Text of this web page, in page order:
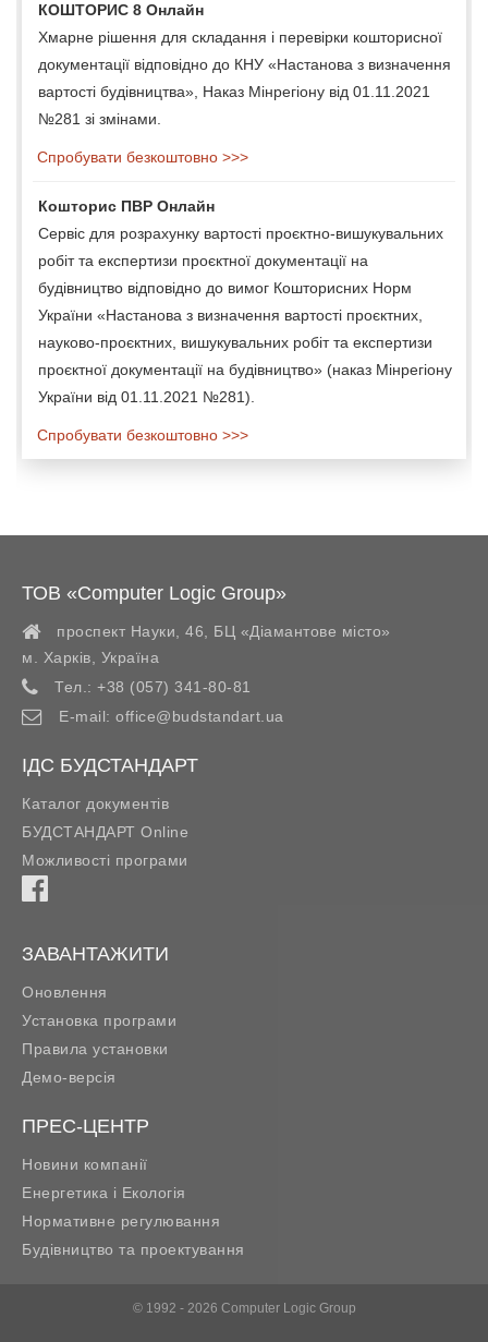
КОШТОРИС 8 Онлайн
Хмарне рішення для складання і перевірки кошторисної
документації відповідно до КНУ «Настанова з визначення
вартості будівництва», Наказ Мінрегіону від 01.11.2021
№281 зі змінами.
Спробувати безкоштовно >>>
Кошторис ПВР Онлайн
Сервіс для розрахунку вартості проєктно-вишукувальних
робіт та експертизи проєктної документації на
будівництво відповідно до вимог Кошторисних Норм
України «Настанова з визначення вартості проєктних,
науково-проєктних, вишукувальних робіт та експертизи
проєктної документації на будівництво» (наказ Мінрегіону
України від 01.11.2021 №281).
Спробувати безкоштовно >>>
ТОВ «Computer Logic Group»
проспект Науки, 46, БЦ «Діамантове місто»
м. Харків
Україна
Тел.: +38 (057) 341-80-81
E-mail: office@budstandart.ua
ІДС БУДСТАНДАРТ
Каталог документів
БУДСТАНДАРТ Online
Можливості програми
ЗАВАНТАЖИТИ
Оновлення
Установка програми
Правила установки
Демо-версія
ПРЕС-ЦЕНТР
Новини компанії
Енергетика і Екологія
Нормативне регулювання
Будівництво та проектування
© 1992 - 2026 Computer Logic Group